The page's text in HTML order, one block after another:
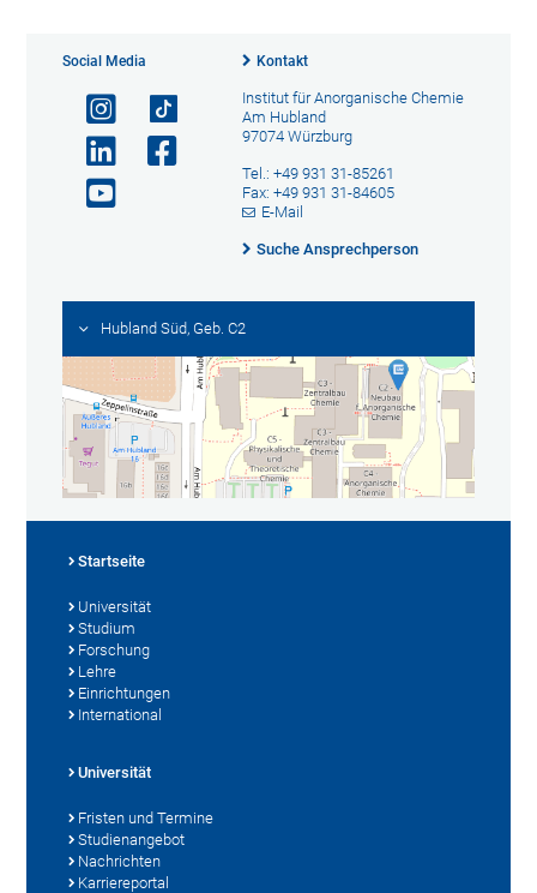
Social Media Kontakt
Institut für Anorganische Chemie
Am Hubland
97074 Würzburg
Tel.: +49 931 31-85261
Fax: +49 931 31-84605
E-Mail
Suche Ansprechperson
Hubland Süd, Geb. C2
Startseite
Universität
Studium
Forschung
Lehre
Einrichtungen
International
Universität
Fristen und Termine
Studienangebot
Nachrichten
Karriereportal